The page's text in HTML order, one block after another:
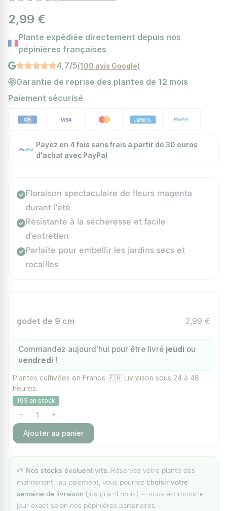
2,99 €
Plante expédiée directement depuis nos
pépinières françaises
4,7/5(100 avis Google)
Garantie de reprise des plantes de 12 mois
Paiement sécurisé
Payez en 4 fois sans frais à partir de 30 euros
d'achat avec PayPal
Floraison spectaculaire de fleurs magenta
durant l'été
Résistante à la sécheresse et facile
d'entretien
Parfaite pour embellir les jardins secs et
rocailles
godet de 9 cm 2,99 €
Commandez aujourd'hui pour être livré jeudi ou
vendredi !
Plantes cultivées en France 🇫🇷 Livraison sous 24 à 48
heures.
195 en stock
Ajouter au panier
🌱 Nos stocks évoluent vite. Réservez votre plante dès
maintenant : au paiement, vous pourrez choisir votre
semaine de livraison (jusqu'à ~1 mois) — nous estimons le
jour exact selon nos pépinières partenaires.